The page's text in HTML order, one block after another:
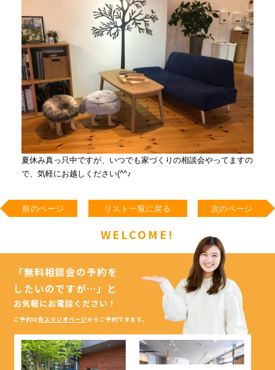
夏休み真っ只中ですが、いつでも家づくりの相談会やってますの
で、気軽にお越しください(^^♪
前のページ リスト一覧に戻る 次のページ
WELCOME!
「無料相談会の予約を
したいのですが…」
と
お気軽にお電話ください！
ご予約は各スタジオページからご予約できます。